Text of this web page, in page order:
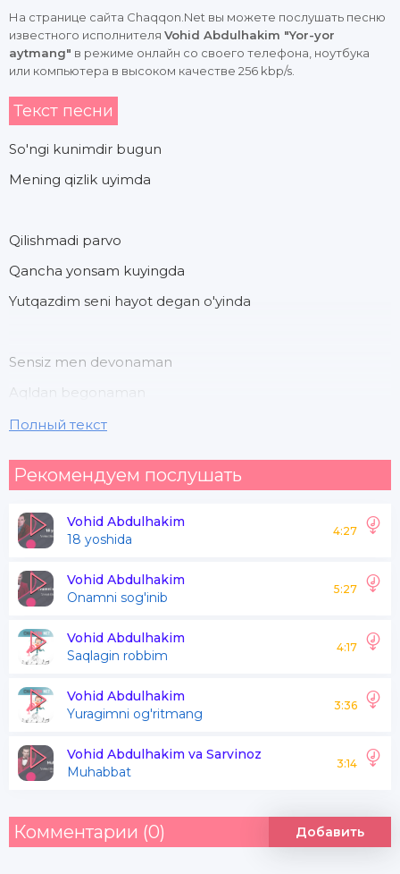
На странице сайта Chaqqon.Net вы можете послушать песню
известного исполнителя Vohid Abdulhakim "Yor-yor
aytmang" в режиме онлайн со своего телефона, ноутбука
или компьютера в высоком качестве 256 kbp/s.
Текст песни
So'ngi kunimdir bugun
Mening qizlik uyimda
Qilishmadi parvo
Qancha yonsam kuyingda
Yutqazdim seni hayot degan o'yinda
Sensiz men devonaman
Aqldan begonaman
Yonaman sensiz men devonaman
Aqldan ozaman
Alamdan yonaman
Aytmang menga yor-yor
Chunki ko'nglim hali bor hali borhali bor
Chindan sevgan dilimdan
Judo qilmang undan
Usiz dunyo juda tor juda tor juda tor
Aytmang menga yor-yor
Chunki ko'nglim hali bor hali borhali bor
Полный текст
Рекомендуем послушать
Vohid Abdulhakim
18 yoshida
4:27
Vohid Abdulhakim
Onamni sog'inib
5:27
Vohid Abdulhakim
Saqlagin robbim
4:17
Vohid Abdulhakim
Yuragimni og'ritmang
3:36
Vohid Abdulhakim va Sarvinoz
Muhabbat
3:14
Комментарии (0) Добавить